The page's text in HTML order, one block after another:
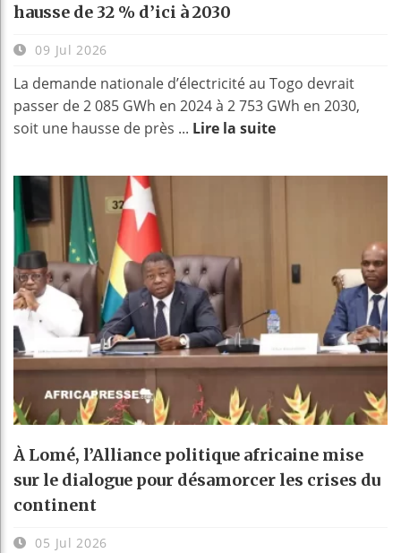
hausse de 32 % d’ici à 2030
09 Jul 2026
La demande nationale d’électricité au Togo devrait
passer de 2 085 GWh en 2024 à 2 753 GWh en 2030,
soit une hausse de près ... Lire la suite
À Lomé, l’Alliance politique africaine mise
sur le dialogue pour désamorcer les crises du
continent
05 Jul 2026